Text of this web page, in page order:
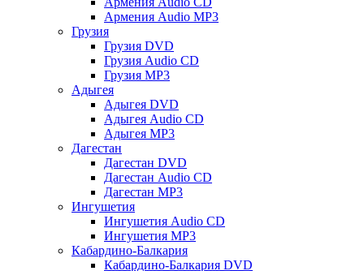
Армения Audio MP3
Грузия
Грузия DVD
Грузия Audio CD
Грузия MP3
Адыгея
Адыгея DVD
Адыгея Audio CD
Адыгея MP3
Дагестан
Дагестан DVD
Дагестан Audio CD
Дагестан MP3
Ингушетия
Ингушетия Audio CD
Ингушетия MP3
Кабардино-Балкария
Кабардино-Балкария DVD